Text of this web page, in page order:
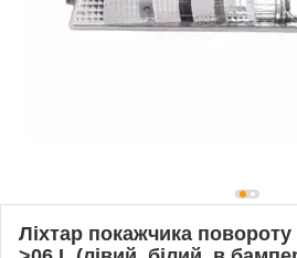
Ліхтар покажчика